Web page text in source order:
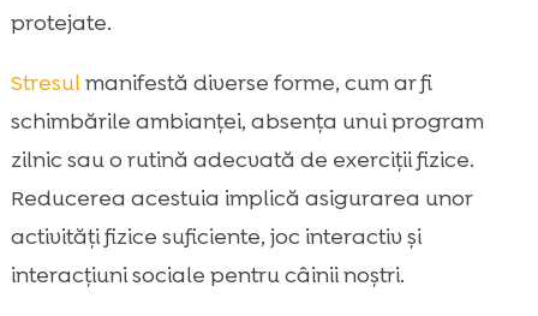
protejate.
Stresulmanifestă diverse forme, cum ar fi
schimbările ambianței, absența unui program
zilnic sau o rutină adecvată de exerciții fizice.
Reducerea acestuia implică asigurarea unor
activități fizice suficiente, joc interactiv și
interacțiuni sociale pentru câinii noștri.